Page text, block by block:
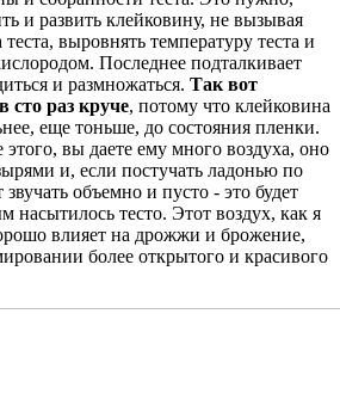
и развить клейковину, не вызывая
выровнять температуру теста и
Последнее подталкивает
и размножаться. Так вот
сто раз круче, потому что клейковина
еще тоньше, до состояния пленки.
этого, вы даете ему много воздуха, оно
и, если постучать ладонью по
звучать объемно и пусто - это будет
насытилось тесто. Этот воздух, как я
влияет на дрожжи и брожение,
более открытого и красивого